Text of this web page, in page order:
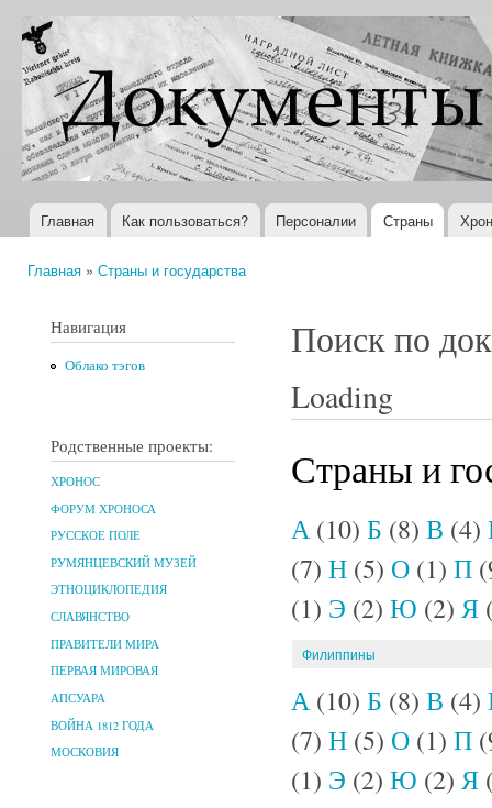
Документы
XX века
Всемирная
история в
Интернете
Главное меню
Главная Как пользоваться? Персоналии Страны
Главная » Страны и государства
Навигация
Облако тэгов
Родственные проекты:
ХРОНОС
ФОРУМ ХРОНОСА
РУССКОЕ ПОЛЕ
РУМЯНЦЕВСКИЙ МУЗЕЙ
ЭТНОЦИКЛОПЕДИЯ
СЛАВЯНСТВО
ПРАВИТЕЛИ МИРА
ПЕРВАЯ МИРОВАЯ
АПСУАРА
ВОЙНА 1812 ГОДА
МОСКОВИЯ
Поиск по
Loading
Страны и
А(10) Б (8) В (4)
(7) Н (5) О (1) П
(1) Э (2) Ю (2) Я
Филиппины
А(10) Б (8) В (4)
(7) Н (5) О (1) П
(1) Э (2) Ю (2) Я